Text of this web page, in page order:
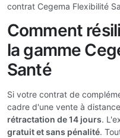
contrat Cegema Flexibilité
Comment
la gamme
Santé
Si votre contrat de
cadre d'une vente à
rétractation de 14 jours.
gratuit et sans pénalité.